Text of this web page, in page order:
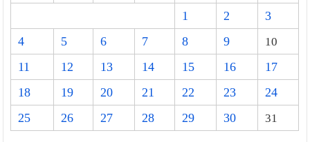
1
2
3
4
5 6 7 8 9
10
11
12 13 14 15 16
17
18
19 20 21 22 23
24
25
26 27 28 29 30 31